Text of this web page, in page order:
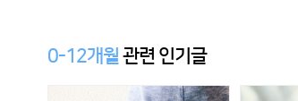
0-12개월 관련 인기글